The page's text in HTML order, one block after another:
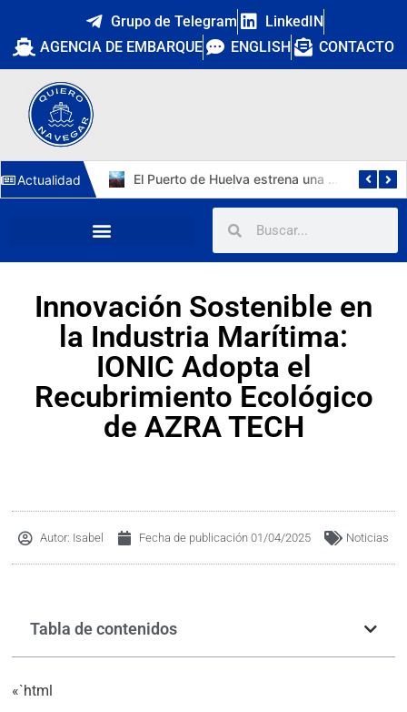
Grupo de Telegram
LinkedIN
AGENCIA DE EMBARQUE
ENGLISH CONTACTO
Actualidad
Cuatro nuevos capitanes marítimos: la DGMM refuerza la promoción interna y Málaga estrena primera capitana El Puerto de Huelva estrena una tercera vía de 1.211 metros y 15.112 m² para autopistas ferroviarias
Innovación Sostenible en
la Industria Marítima:
IONIC Adopta el
Recubrimiento Ecológico
de AZRA TECH
Autor: Isabel Fecha de publicación 01/04/2025 Noticias
Tabla de contenidos
«`html